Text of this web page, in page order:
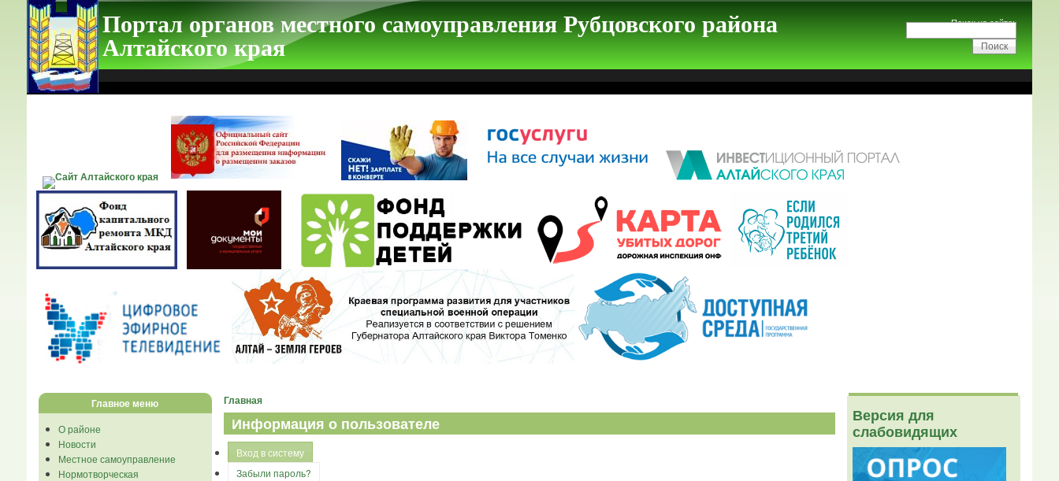
Портал органов местного самоуправления Рубцовского района
Алтайского края
Поиск на сайте:
Главное меню
О районе
Новости
Местное самоуправление
Нормотворческая
Главная
Информация о пользователе
Вход в систему
Забыли пароль?
Версия для
слабовидящих